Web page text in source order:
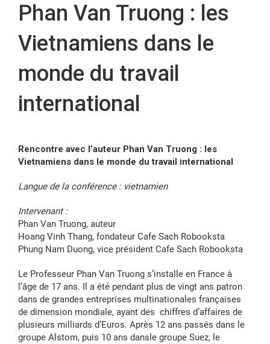
Phan Van Truong : les
Vietnamiens dans le
monde du travail
international
Rencontre avec l’auteur Phan Van Truong : les
Vietnamiens dans le monde du travail international
Langue de la conférence : vietnamien
Intervenant :
Phan Van Truong, auteur
Hoang Vinh Thang, fondateur Cafe Sach Robooksta
Phung Nam Duong, vice président Cafe Sach Robooksta
Le Professeur Phan Van Truong s’installe en France à
l’âge de 17 ans. Il a été pendant plus de vingt ans patron
dans de grandes entreprises multinationales françaises
de dimension mondiale, ayant des chiffres d’affaires de
plusieurs milliards d’Euros. Après 12 ans passés dans le
groupe Alstom, puis 10 ans dansle groupe Suez, le